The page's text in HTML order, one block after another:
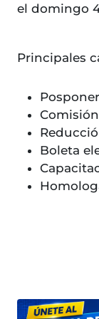
el domingo
Principales
Boleta